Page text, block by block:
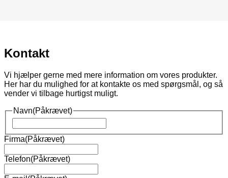
Kontakt
Vi hjælper gerne med mere information om vores produkter.
Her har du mulighed for at kontakte os med spørgsmål, og så
vender vi tilbage hurtigst muligt.
Navn(Påkrævet)
Firma(Påkrævet)
Telefon(Påkrævet)